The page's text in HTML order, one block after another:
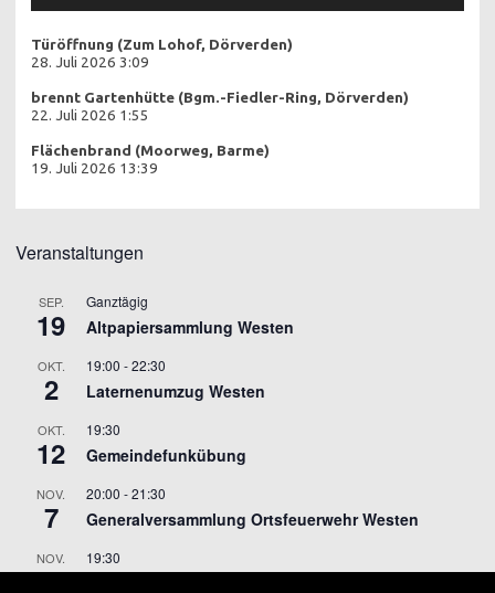
Türöffnung (Zum Lohof, Dörverden)
28. Juli 2026 3:09
brennt Gartenhütte (Bgm.-Fiedler-Ring, Dörverden)
22. Juli 2026 1:55
Flächenbrand (Moorweg, Barme)
19. Juli 2026 13:39
Veranstaltungen
SEP.
19
Ganztägig
Altpapiersammlung Westen
OKT.
2
19:00 -22:30
Laternenumzug Westen
OKT.
12
19:30
Gemeindefunkübung
NOV.
7
20:00 -21:30
Generalversammlung Ortsfeuerwehr Westen
NOV.
9
19:30